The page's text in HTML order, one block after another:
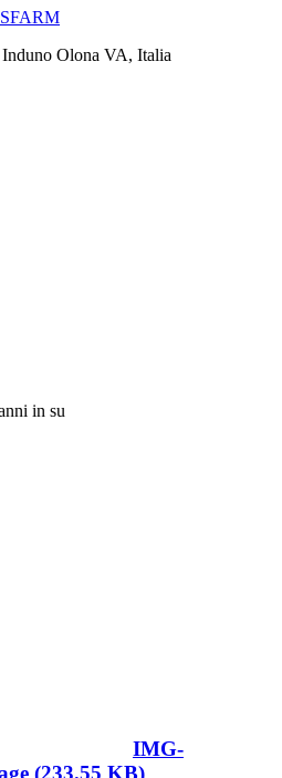
Olona VA, Italia
in su
IMG-
(233.55 KB)